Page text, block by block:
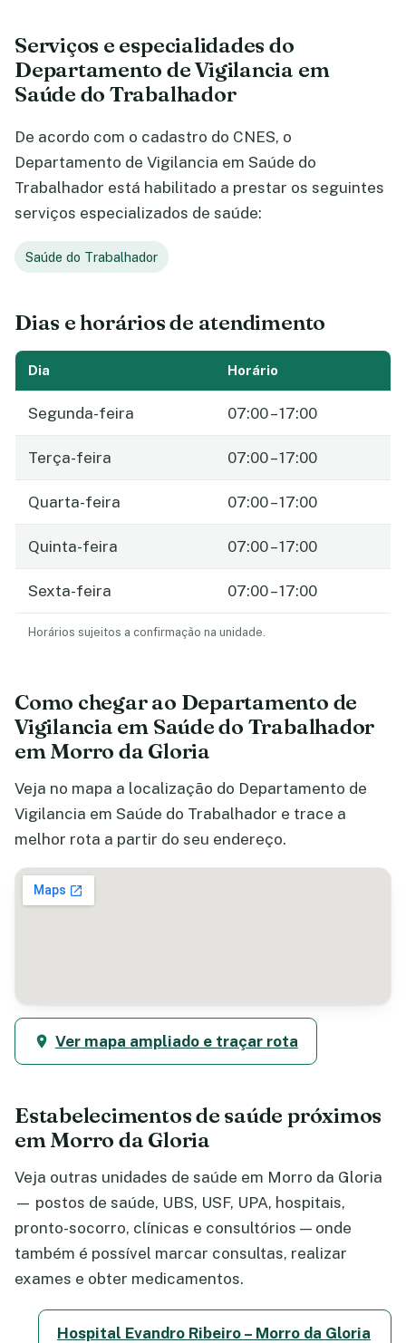
Serviços e especialidades do
Departamento de Vigilancia em
Saúde do Trabalhador
De acordo com o cadastro do CNES, o
Departamento de Vigilancia em Saúde do
Trabalhador está habilitado a prestar os seguintes
serviços especializados de saúde:
Saúde do Trabalhador
Dias e horários de atendimento
Dia Horário
Segunda-feira 07:00 – 17:00
Terça-feira 07:00 – 17:00
Quarta-feira 07:00 – 17:00
Quinta-feira 07:00 – 17:00
Sexta-feira 07:00 – 17:00
Horários sujeitos a confirmação na unidade.
Como chegar ao Departamento de
Vigilancia em Saúde do Trabalhador
em Morro da Gloria
Veja no mapa a localização do Departamento de
Vigilancia em Saúde do Trabalhador e trace a
melhor rota a partir do seu endereço.
Ver mapa ampliado e traçar rota
Estabelecimentos de saúde próximos
em Morro da Gloria
Veja outras unidades de saúde em Morro da Gloria
— postos de saúde, UBS, USF, UPA, hospitais,
pronto-socorro, clínicas e consultórios — onde
também é possível marcar consultas, realizar
exames e obter medicamentos.
Hospital Evandro Ribeiro – Morro da Gloria